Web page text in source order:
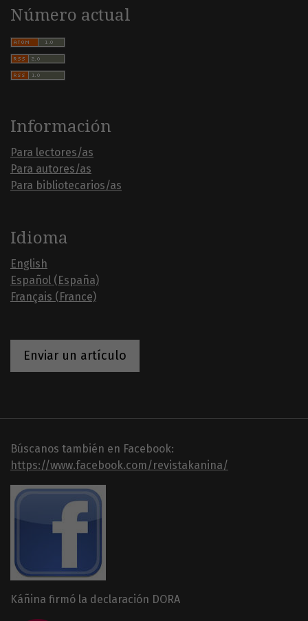
Número actual
Información
Para lectores/as
Para autores/as
Para bibliotecarios/as
Idioma
English
Español (España)
Français (France)
Enviar un artículo
Búscanos también en Facebook:
https://www.facebook.com/revistakanina/
Káñina firmó la declaración DORA